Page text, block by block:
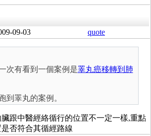
09-03 quote
次有看到一個案例是睪丸癌移轉到肺
到睪丸的案例。
跟中醫經絡循行的位置不一定一樣,重點
否符合其循經路線